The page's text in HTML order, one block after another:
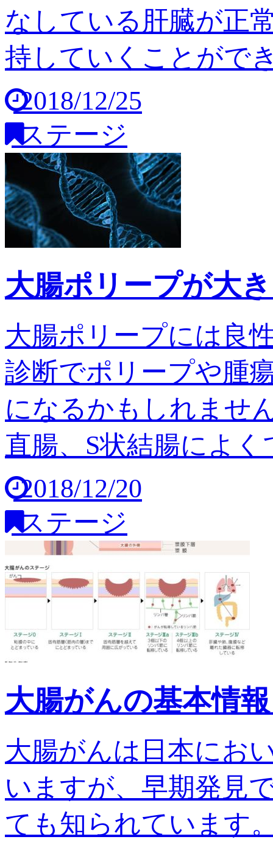
なしている肝臓が正
持していくことがで
2018/12/25
ステージ
大腸ポリープが大
大腸ポリープには良
診断でポリープや腫
になるかもしれませ
直腸、S状結腸によ
2018/12/20
ステージ
大腸がんの基本情
大腸がんは日本にお
いますが、早期発見
ても知られています